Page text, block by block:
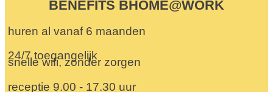
BENEFITS BHOME@WORK
huren al vanaf 6 maanden
24/7 toegangelijk
snelle wifi, zonder zorgen
receptie 9.00 - 17.30 uur